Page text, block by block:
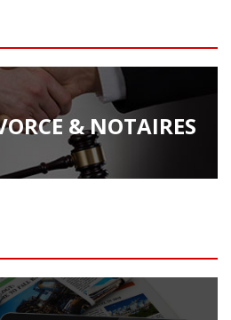
& NOTAIRES